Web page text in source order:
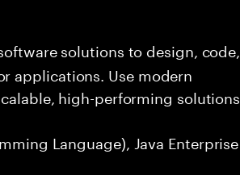
solutions to design, code,
applications. Use modern
high-performing solutions
Language), Java Enterprise